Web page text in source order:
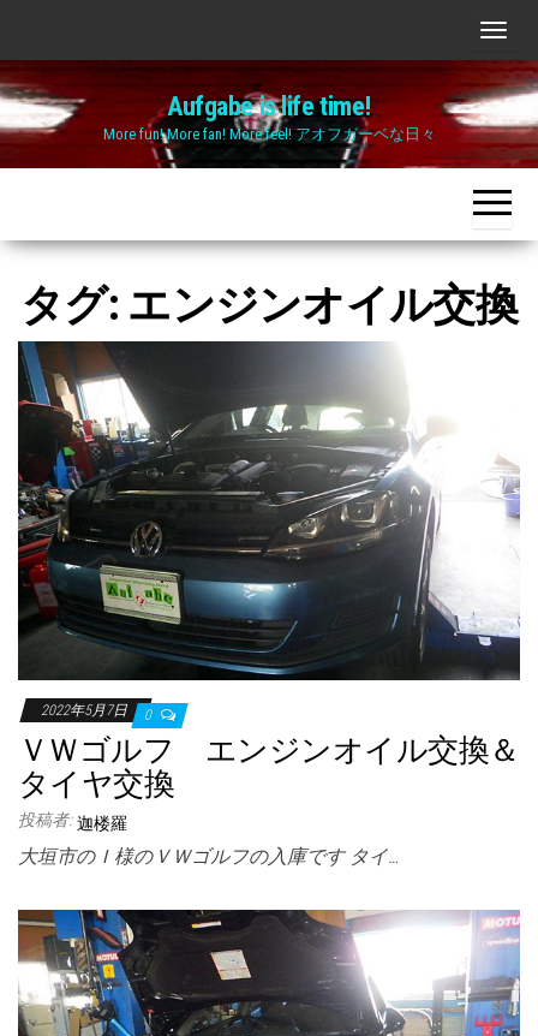
the
content
ナ
ビ
ゲ
ー
シ
ョ
ン
り
Aufgabe is life time!
More fun! More fan! More feel! アオフガーベな日々
タグ: エンジンオイル交換
2022年5月7日 0
ＶＷゴルフ エンジンオイル交換＆
タイヤ交換
投稿者: 迦楼羅
大垣市のＩ様のＶＷゴルフの入庫です タイ…